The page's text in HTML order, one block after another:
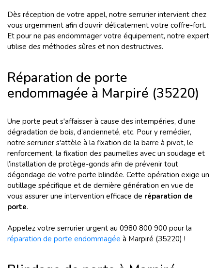
Dès réception de votre appel, notre serrurier intervient chez
vous urgemment afin d’ouvrir délicatement votre coffre-fort.
Et pour ne pas endommager votre équipement, notre expert
utilise des méthodes sûres et non destructives.
Réparation de porte
endommagée à Marpiré (35220)
Une porte peut s'affaisser à cause des intempéries, d’une
dégradation de bois, d’ancienneté, etc. Pour y remédier,
notre serrurier s'attèle à la fixation de la barre à pivot, le
renforcement, la fixation des paumelles avec un soudage et
l’installation de protège-gonds afin de prévenir tout
dégondage de votre porte blindée. Cette opération exige un
outillage spécifique et de dernière génération en vue de
vous assurer une intervention efficace de réparation de
porte.
Appelez votre serrurier urgent au 0980 800 900 pour la
réparation de porte endommagée à Marpiré (35220) !